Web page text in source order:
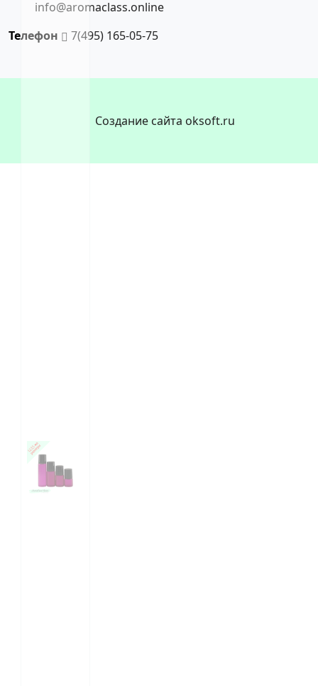
info@aromaclass.online
Телефон
7(495) 165-05-75
Создание сайта oksoft.ru